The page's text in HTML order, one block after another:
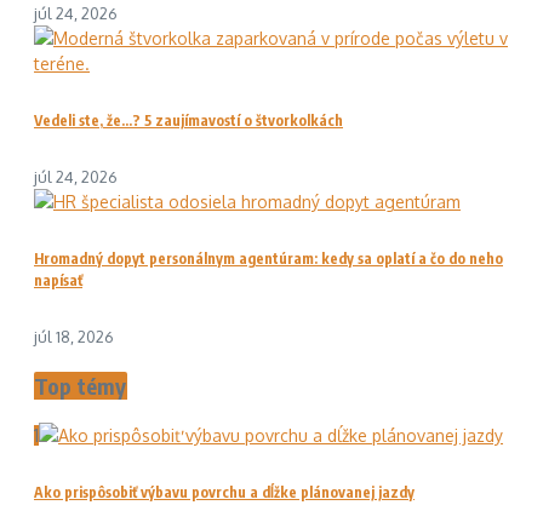
júl 24, 2026
Vedeli ste, že…? 5 zaujímavostí o štvorkolkách
júl 24, 2026
Hromadný dopyt personálnym agentúram: kedy sa oplatí a čo do neho
napísať
júl 18, 2026
Top témy
1
Ako prispôsobiť výbavu povrchu a dĺžke plánovanej jazdy